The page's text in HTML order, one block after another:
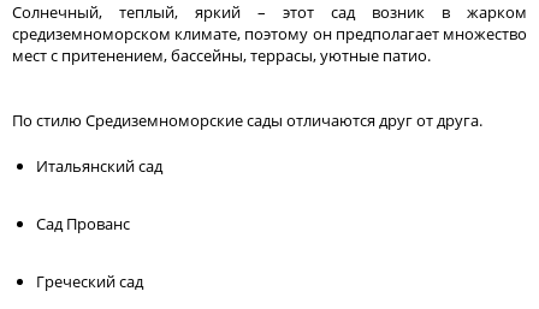
Солнечный, теплый, яркий – этот сад возник в жарком
средиземноморском климате, поэтому он предполагает множество
мест с притенением, бассейны, террасы, уютные патио.
По стилю Средиземноморские сады отличаются друг от друга.
Итальянский сад
Сад Прованс
Греческий сад